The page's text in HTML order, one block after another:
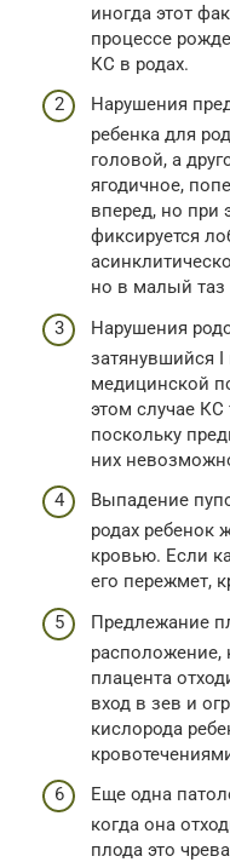
иногда этот
процессе
КС в родах.
Нарушения
ребенка для
головой, а
ягодичное,
вперед, но при
фиксируется
но в малый таз
Нарушения
затянувшийся I
медицинской
этом случае КС
поскольку
них
Выпадение
родах ребенок
кровью. Если
его пережмет,
Предлежание
расположение,
плацента
вход в зев и
кислорода
Еще одна
когда она
плода это